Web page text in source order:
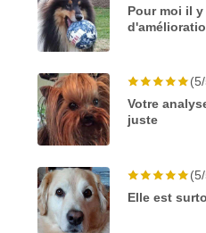
Pour moi il
Votre
juste
Elle est